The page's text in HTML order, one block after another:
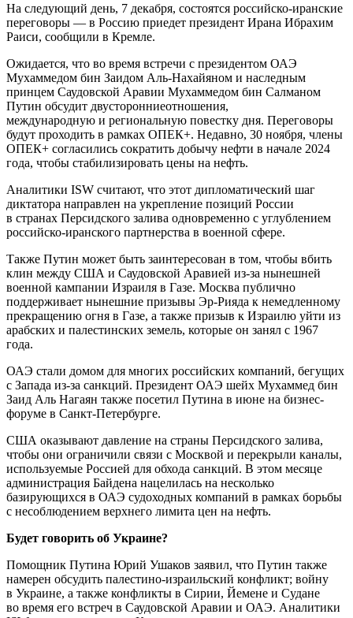
На следующий день, 7 декабря, состоятся российско-иранские
переговоры — в Россию приедет президент Ирана Ибрахим
Раиси, сообщили в Кремле.
Ожидается, что во время встречи с президентом ОАЭ
Мухаммедом бин Заидом Аль-Нахайяном и наследным
принцем Саудовской Аравии Мухаммедом бин Салманом
Путин обсудит двусторонниеотношения,
международную и региональную повестку дня. Переговоры
будут проходить в рамках ОПЕК+. Недавно, 30 ноября, члены
ОПЕК+ согласились сократить добычу нефти в начале 2024
года, чтобы стабилизировать цены на нефть.
Аналитики ISW считают, что этот дипломатический шаг
диктатора направлен на укрепление позиций России
в странах Персидского залива одновременно с углублением
российско-иранского партнерства в военной сфере.
Также Путин может быть заинтересован в том, чтобы вбить
клин между США и Саудовской Аравией из-за нынешней
военной кампании Израиля в Газе. Москва публично
поддерживает нынешние призывы Эр-Рияда к немедленному
прекращению огня в Газе, а также призыв к Израилю уйти из
арабских и палестинских земель, которые он занял с 1967
года.
ОАЭ стали домом для многих российских компаний, бегущих
с Запада из-за санкций. Президент ОАЭ шейх Мухаммед бин
Заид Аль Нагаян также посетил Путина в июне на бизнес-
форуме в Санкт-Петербурге.
США оказывают давление на страны Персидского залива,
чтобы они ограничили связи с Москвой и перекрыли каналы,
используемые Россией для обхода санкций. В этом месяце
администрация Байдена нацелилась на несколько
базирующихся в ОАЭ судоходных компаний в рамках борьбы
с несоблюдением верхнего лимита цен на нефть.
Будет говорить об Украине?
Помощник Путина Юрий Ушаков заявил, что Путин также
намерен обсудить палестино-израильский конфликт; войну
в Украине, а также конфликты в Сирии, Йемене и Судане
во время его встреч в Саудовской Аравии и ОАЭ. Аналитики